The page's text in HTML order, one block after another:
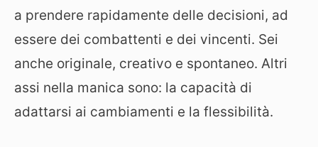
a prendere rapidamente delle decisioni, ad
essere dei combattenti e dei vincenti. Sei
anche originale, creativo e spontaneo. Altri
assi nella manica sono: la capacità di
adattarsi ai cambiamenti e la flessibilità.